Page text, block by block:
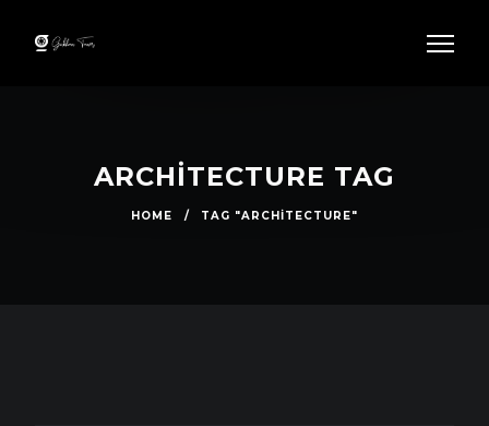
ARCHITECTURE TAG
HOME / TAG "ARCHITECTURE"